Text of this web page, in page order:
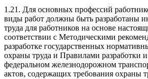
1.21. Для основных профессий
виды работ должны быть разработаны
труда для работников на основе
соответствии с Методическими
разработке государственных
охраны труда и Правилами разработки
федеральном железнодорожном
актов, содержащих требования охраны